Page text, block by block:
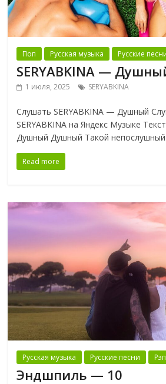
Поп Русская музыка Русские
SERYABKINA —
1 июля, 2025 SERYABKINA
Слушать SERYABKINA — Душный
SERYABKINA на Яндекс Музыке
Душный Душный Такой
Read more
Русская музыка Русские песни
Эндшпиль — 10